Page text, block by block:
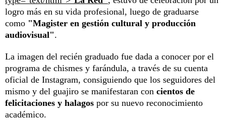
logro más en su vida profesional, luego de graduarse
como "Magister en gestión cultural y producción
audiovisual".
La imagen del recién graduado fue dada a conocer por el
programa de chismes y farándula, a través de su cuenta
oficial de Instagram, consiguiendo que los seguidores del
mismo y del guajiro se manifestaran con cientos de
felicitaciones y halagos por su nuevo reconocimiento
académico.